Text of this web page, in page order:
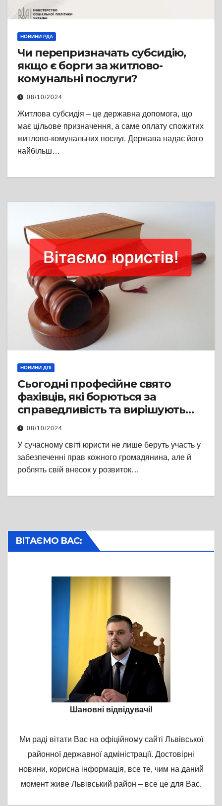
НОВИНИ РДА
Чи перепризначать субсидію,
якщо є борги за житлово-
комунальні послуги?
08/10/2024
Житлова субсидія – це державна допомога, що
має цільове призначення, а саме оплату спожитих
житлово-комунальних послуг. Держава надає його
найбільш…
НОВИНИ ДПІ
Сьогодні професійне свято
фахівців, які борються за
справедливість та вирішують
нелегкі правові питання – День
юриста!
08/10/2024
У сучасному світі юристи не лише беруть участь у
забезпеченні прав кожного громадянина, але й
роблять свій внесок у розвиток…
ВІТАЄМО ВАС:
Шановні відвідувачі!
Ми раді вітати Вас на офіційному сайті Львівської
районної державної адміністрації. Достовірні
новини, корисна інформація, все те, чим на даний
момент живе Львівський район – все це для Вас.